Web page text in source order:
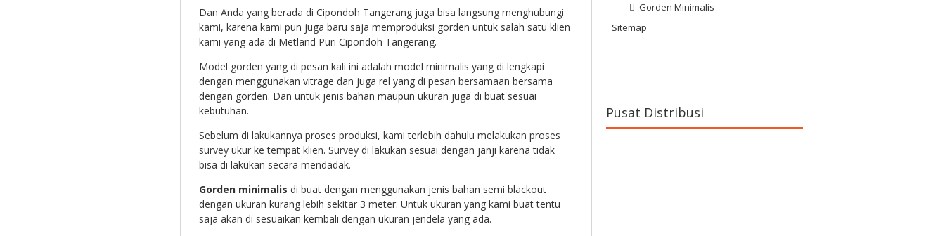
Dan Anda yang berada di Cipondoh Tangerang juga bisa langsung menghubungi
kami, karena kami pun juga baru saja memproduksi gorden untuk salah satu klien
kami yang ada di Metland Puri Cipondoh Tangerang.
Model gorden yang di pesan kali ini adalah model minimalis yang di lengkapi
dengan menggunakan vitrage dan juga rel yang di pesan bersamaan bersama
dengan gorden. Dan untuk jenis bahan maupun ukuran juga di buat sesuai
kebutuhan.
Sebelum di lakukannya proses produksi, kami terlebih dahulu melakukan proses
survey ukur ke tempat klien. Survey di lakukan sesuai dengan janji karena tidak
bisa di lakukan secara mendadak.
Gorden minimalis di buat dengan menggunakan jenis bahan semi blackout
dengan ukuran kurang lebih sekitar 3 meter. Untuk ukuran yang kami buat tentu
saja akan di sesuaikan kembali dengan ukuran jendela yang ada.
Gorden Minimalis
Sitemap
Pusat Distribusi